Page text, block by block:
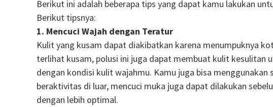
Berikut ini adalah beberapa tips yang dapat kamu lakukan
Berikut tipsnya:
1. Mencuci Wajah dengan Teratur
Kulit yang kusam dapat diakibatkan karena menumpuknya
terlihat kusam, polusi ini juga dapat membuat kulit kesulitan
dengan kondisi kulit wajahmu. Kamu juga bisa
beraktivitas di luar, mencuci muka juga dapat dilakukan
dengan lebih optimal.